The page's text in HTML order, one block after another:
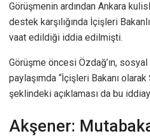
Görüşmenin ardından Ankara
destek karşılığında İçişleri
vaat edildiği iddia edilmişti.
Görüşme öncesi Özdağ’ın, sosyal
paylaşımda “İçişleri Bakanı
şeklindeki açıklaması da bu
Akşener: